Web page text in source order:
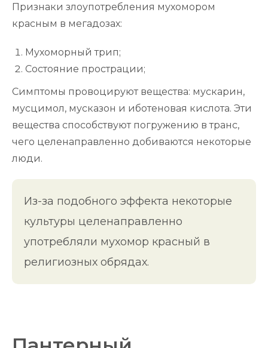
Признаки злоупотребления мухомором
красным в мегадозах:
Мухоморный трип;
Состояние прострации;
Симптомы провоцируют вещества: мускарин,
мусцимол, мусказон и иботеновая кислота. Эти
вещества способствуют погружению в транс,
чего целенаправленно добиваются некоторые
люди.
Из-за подобного эффекта некоторые
культуры целенаправленно
употребляли мухомор красный в
религиозных обрядах.